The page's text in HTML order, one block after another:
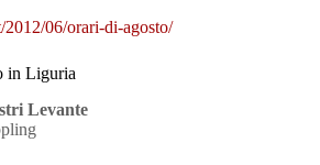
06/orari-di-agosto/
in Liguria
Levante